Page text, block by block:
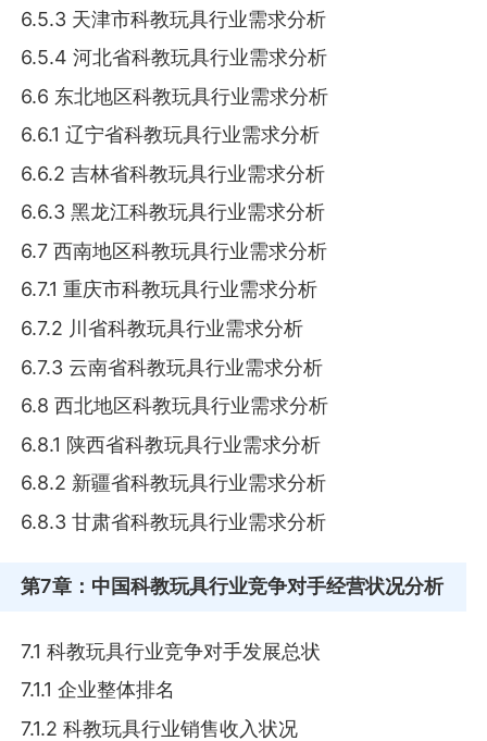
6.5.3 天津市科教玩具行业需求分析
6.5.4 河北省科教玩具行业需求分析
6.6 东北地区科教玩具行业需求分析
6.6.1 辽宁省科教玩具行业需求分析
6.6.2 吉林省科教玩具行业需求分析
6.6.3 黑龙江科教玩具行业需求分析
6.7 西南地区科教玩具行业需求分析
6.7.1 重庆市科教玩具行业需求分析
6.7.2 川省科教玩具行业需求分析
6.7.3 云南省科教玩具行业需求分析
6.8 西北地区科教玩具行业需求分析
6.8.1 陕西省科教玩具行业需求分析
6.8.2 新疆省科教玩具行业需求分析
6.8.3 甘肃省科教玩具行业需求分析
第7章 ：中国科教玩具行业竞争对手经营状况分析
7.1 科教玩具行业竞争对手发展总状
7.1.1 企业整体排名
7.1.2 科教玩具行业销售收入状况